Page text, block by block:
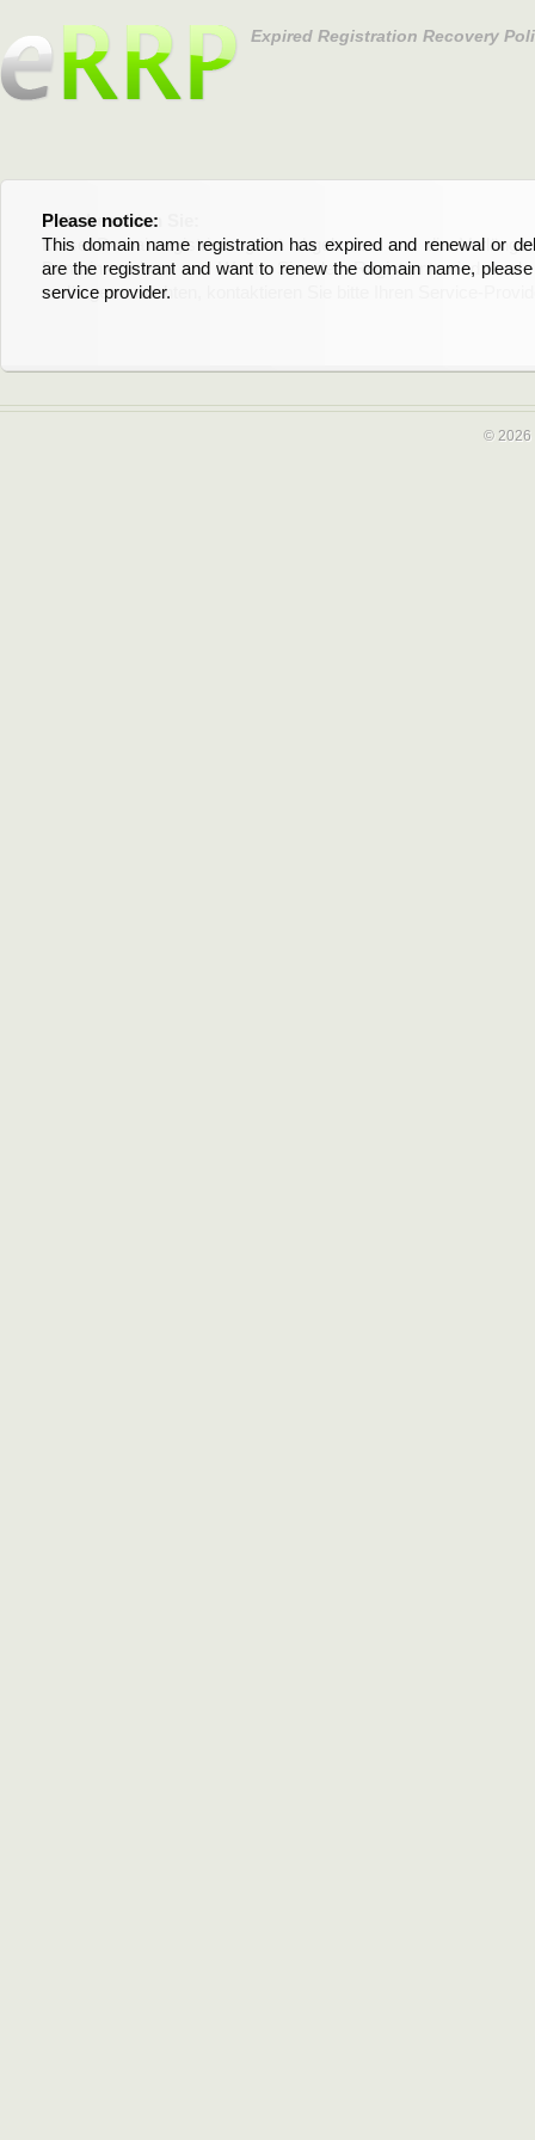
Expired Registration Recovery
Please notice:
This domain name registration has expired and renewal or
are the registrant and want to renew the domain name,
service provider.
Bitte beachten Sie:
Diese Domainregistrierung ist abgelaufen und die
Domain stehen an. Wenn Sie der Registrant sind und
verlängern möchten, kontaktieren Sie bitte Ihren Service-
© 2026